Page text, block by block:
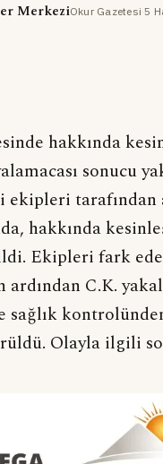
MerkeziOkur Gazetesi·5
hakkında
sonucu
tarafından
hakkında
Ekipleri fark
ardından C.K.
sağlık
Olayla ilgili